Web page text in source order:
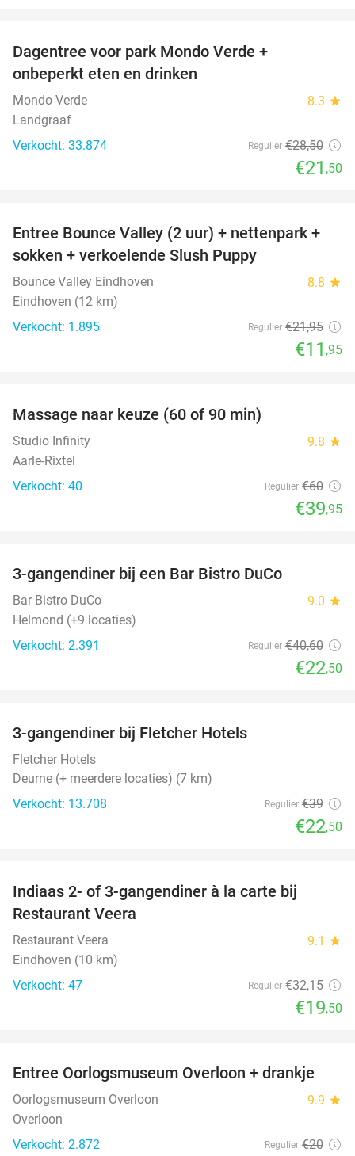
Dagentree voor park Mondo Verde +
onbeperkt eten en drinken
Mondo Verde 8.3 star
Landgraaf
Verkocht: 33.874
Regulier €28,50
€21 ,50
46%
Entree Bounce Valley (2 uur) + nettenpark +
sokken + verkoelende Slush Puppy
Bounce Valley Eindhoven 8.8 star
Eindhoven (12 km)
Verkocht: 1.895
Regulier €21,95
€11 ,95
Massage naar keuze (60 of 90 min)
Studio Infinity 9.8 star
Aarle-Rixtel
Verkocht: 40
Regulier €60
€39,95
3-gangendiner bij een Bar Bistro DuCo
Bar Bistro DuCo 9.0 star
Helmond (+9 locaties)
Verkocht: 2.391
Regulier €40,60
€22,50
3-gangendiner bij Fletcher Hotels
Fletcher Hotels
Deurne (+ meerdere locaties) (7 km)
Verkocht: 13.708
Regulier €39
€22,50
Indiaas 2- of 3-gangendiner à la carte bij
Restaurant Veera
Restaurant Veera 9.1 star
Eindhoven (10 km)
Verkocht: 47
Regulier €32,15
€19,50
15%
Entree Oorlogsmuseum Overloon + drankje
Oorlogsmuseum Overloon 9.9 star
Overloon
Verkocht: 2.872
Regulier €20